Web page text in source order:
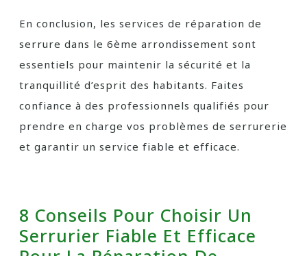
En conclusion, les services de réparation de
serrure dans le 6ème arrondissement sont
essentiels pour maintenir la sécurité et la
tranquillité d’esprit des habitants. Faites
confiance à des professionnels qualifiés pour
prendre en charge vos problèmes de serrurerie
et garantir un service fiable et efficace.
8 Conseils Pour Choisir Un
Serrurier Fiable Et Efficace